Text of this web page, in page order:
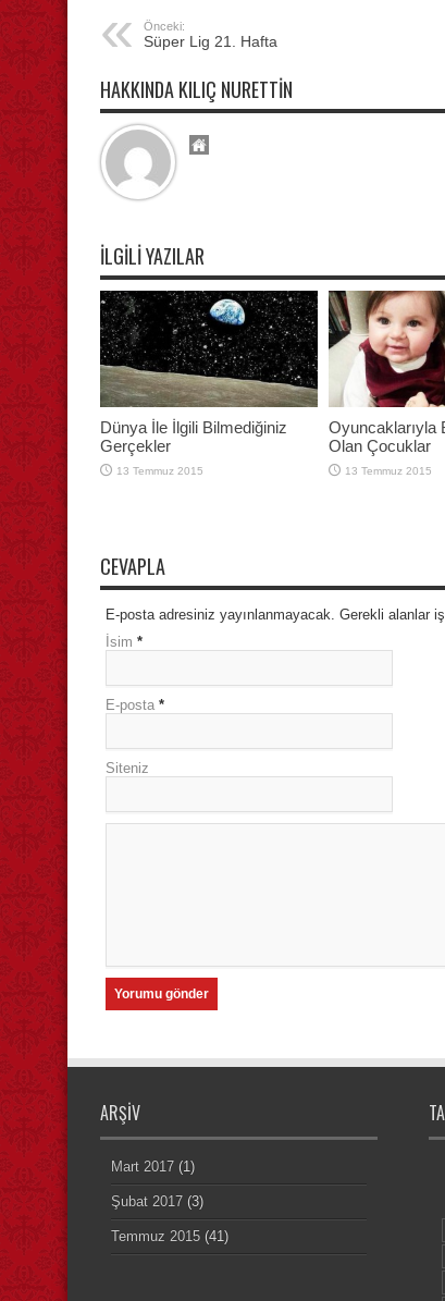
Önceki:
Süper Lig 21. Hafta
HAKKINDA KILIÇ NURETTIN
İLGILI YAZILAR
Dünya İle İlgili Bilmediğiniz
Gerçekler
13 Temmuz 2015
Oyuncaklarıyla
Olan Çocuklar
13 Temmuz 2015
CEVAPLA
E-posta adresiniz yayınlanmayacak. Gerekli alanlar
İsim *
E-posta *
Siteniz
ARŞIV
Mart 2017 (1)
Şubat 2017 (3)
Temmuz 2015 (41)